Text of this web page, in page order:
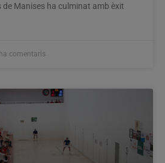
de Manises ha culminat amb èxit
comentaris